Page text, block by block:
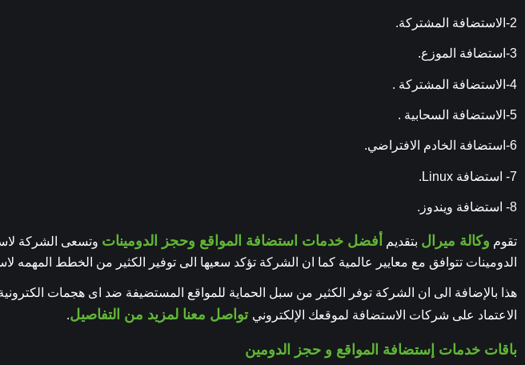
2-الاستضافة المشتركة.
3-استضافة الموزع.
4-الاستضافة المشتركة .
5-الاستضافة السحابية .
6-استضافة الخادم الافتراضي.
7- استضافة Linux.
8- استضافة ويندوز.
تقوم وكالة ميرال بتقديم أفضل خدمات استضافة المواقع وحجز الدومينات وتسعى الشركة
الدومينات تتوافق مع معايير عالمية كما ان الشركة تؤكد سعيها الى توفير الكثير من الخطط المهمه
هذا بالإضافة الى ان الشركة توفر الكثير من سبل الحماية للمواقع المستضيفة ضد اى هجمات
الاعتماد على شركات الاستضافة لموقعك الإلكتروني تواصل معنا لمزيد من التفاصيل.
باقات خدمات إستضافة المواقع و حجز الدومين